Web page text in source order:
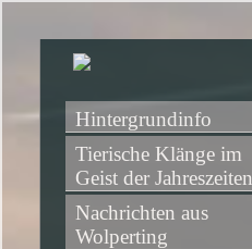
Hintergrundinfo
Tierische Klänge im
Geist der Jahreszeiten
Nachrichten aus
Wolperting